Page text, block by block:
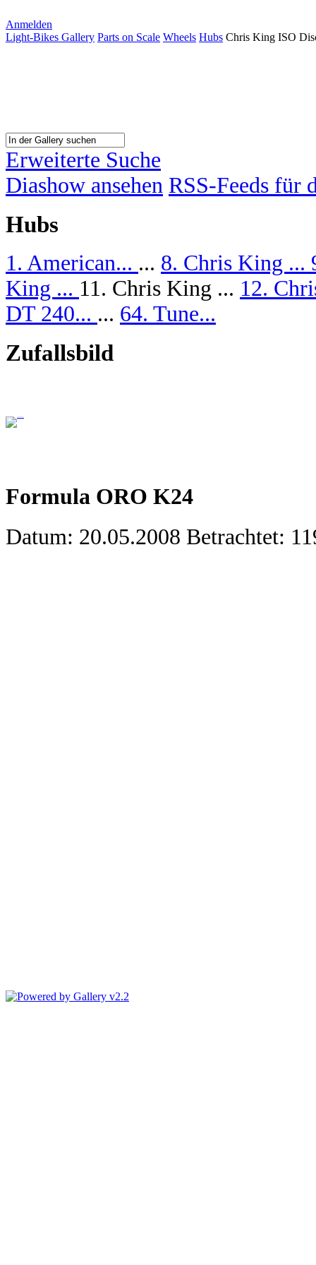
Anmelden
Light-Bikes Gallery Parts on Scale Wheels Hubs Chris King ISO
Erweiterte Suche
Diashow ansehen RSS-Feeds für
Hubs
1. American... ... 8. Chris King ...
King ... 11. Chris King ... 12.
DT 240... ... 64. Tune...
Zufallsbild
Formula ORO K24
Datum: 20.05.2008 Betrachtet: